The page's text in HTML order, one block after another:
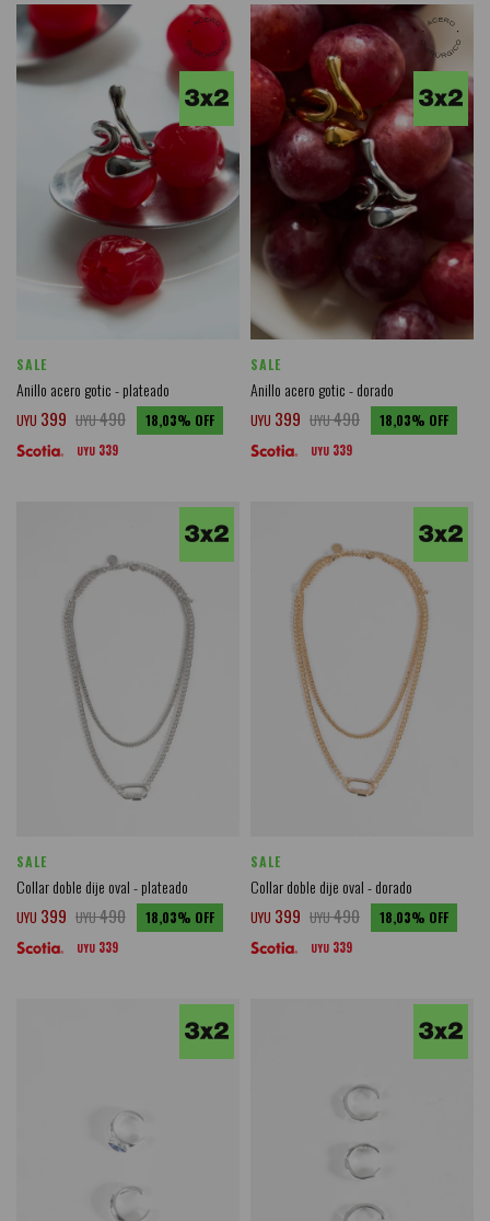
SALE
Anillo acero gotic - plateado
UYU 399 UYU490 18,03
UYU 339
SALE
Anillo acero gotic - dorado
UYU 399 UYU490 18,03
UYU 339
SALE
Collar doble dije oval - plateado
UYU 399 UYU490 18,03
UYU 339
SALE
Collar doble dije oval - dorado
UYU 399 UYU490 18,03
UYU 339